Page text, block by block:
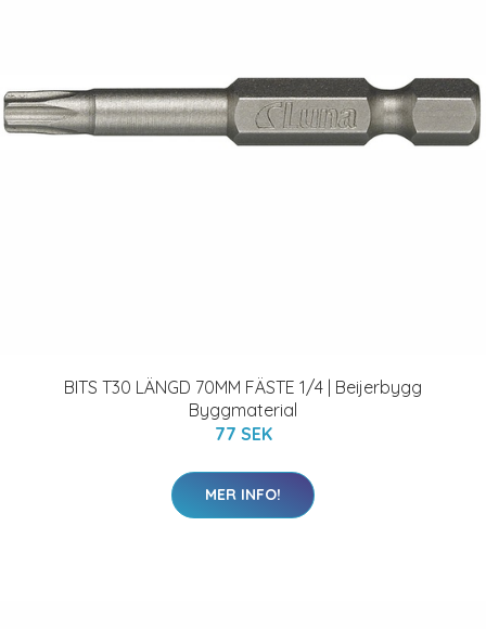
BITS T30 LÄNGD 70MM FÄSTE 1/4 | Beijerbygg
Byggmaterial
77 SEK
MER INFO!